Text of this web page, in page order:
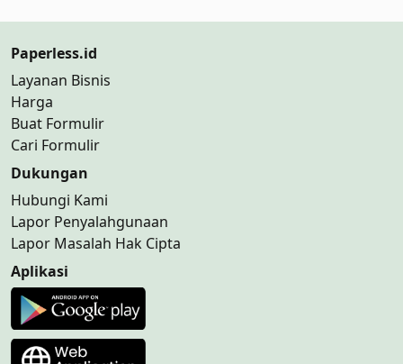
Paperless.id
Layanan Bisnis
Harga
Buat Formulir
Cari Formulir
Dukungan
Hubungi Kami
Lapor Penyalahgunaan
Lapor Masalah Hak Cipta
Aplikasi